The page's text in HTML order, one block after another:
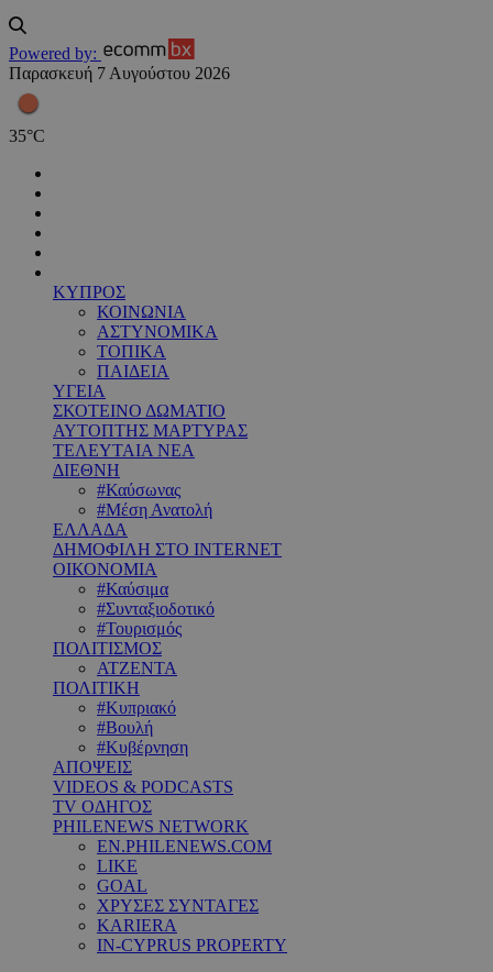
Powered by:
Παρασκευή 7 Αυγούστου 2026
35°C
ΚΥΠΡΟΣ
ΚΟΙΝΩΝΙΑ
ΑΣΤΥΝΟΜΙΚΑ
ΤΟΠΙΚΑ
ΠΑΙΔΕΙΑ
ΥΓΕΙΑ
ΣΚΟΤΕΙΝΟ ΔΩΜΑΤΙΟ
ΑΥΤΟΠΤΗΣ ΜΑΡΤΥΡΑΣ
ΤΕΛΕΥΤΑΙΑ ΝΕΑ
ΔΙΕΘΝΗ
#Καύσωνας
#Μέση Ανατολή
ΕΛΛΑΔΑ
ΔΗΜΟΦΙΛΗ ΣΤΟ INTERNET
ΟΙΚΟΝΟΜΙΑ
#Καύσιμα
#Συνταξιοδοτικό
#Τουρισμός
ΠΟΛΙΤΙΣΜΟΣ
ΑΤΖΕΝΤΑ
ΠΟΛΙΤΙΚΗ
#Κυπριακό
#Βουλή
#Κυβέρνηση
ΑΠΟΨΕΙΣ
VIDEOS & PODCASTS
TV ΟΔΗΓΟΣ
PHILENEWS NETWORK
EN.PHILENEWS.COM
LIKE
GOAL
ΧΡΥΣΕΣ ΣΥΝΤΑΓΕΣ
KARIERA
IN-CYPRUS PROPERTY